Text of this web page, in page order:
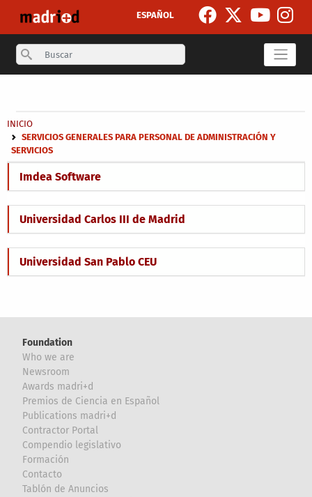
ESPAÑOL
Search
Breadcrumb
INICIO
SERVICIOS GENERALES PARA PERSONAL DE ADMINISTRACIÓN Y
SERVICIOS
Imdea Software
Universidad Carlos III de Madrid
Universidad San Pablo CEU
Foundation
Who we are
Newsroom
Awards madri+d
Premios de Ciencia en Español
Publications madri+d
Contractor Portal
Compendio legislativo
Formación
Contacto
Tablón de Anuncios